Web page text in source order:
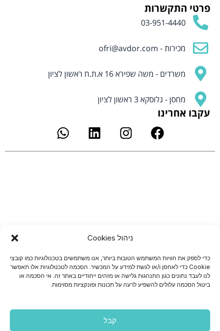
ניהול Cookies
כדי לספק את חוויות המשתמש הטובות ביותר, אנו משתמשים בטכנולוגיות כמו קובצי
Cookie כדי לאחסן ו/או לגשת למידע על המכשיר. הסכמה לטכנולוגיות אלו תאפשר
לנו לעבד נתונים כגון התנהגות גלישה או מזהים ייחודיים באתר זה. אי הסכמה או
ביטול הסכמה עלולים להשפיע לרעה על תכונות ופונקציות מסוימות.
קבל
פרטי התקשרות
03-951-4440
מכירות - ofri@avdor.com
משרדים - משה שפירא 16 א.ת.ח ראשון לציון
מחסן - גלוסקא 3 ראשון לציון
עקבו אחרינו
F
a
c
I
n
s
m
L
i
n
W
h
a